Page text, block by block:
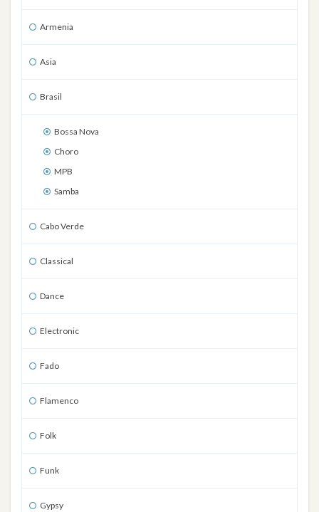
Armenia
Asia
Brasil
Bossa Nova
Choro
MPB
Samba
Cabo Verde
Classical
Dance
Electronic
Fado
Flamenco
Folk
Funk
Gypsy